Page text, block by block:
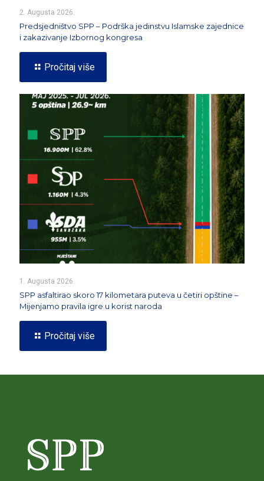
2. Augusta 2026.
Predsjedništvo SPP – Podrška jedinstvu Islamske zajednice
i zakazivanje Izbornog kongresa
Pročitaj više
1. Augusta 2026.
SPP asfaltirao skoro 17 kilometara puteva u četiri opštine –
Mijenjamo pravila igre u korist naroda
Pročitaj više